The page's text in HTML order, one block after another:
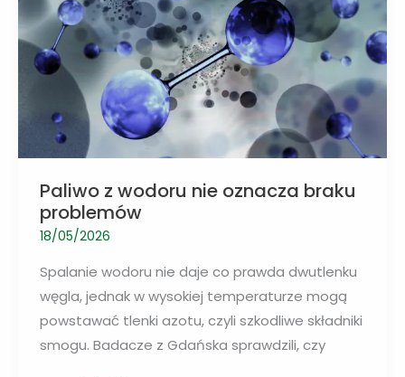
Paliwo z wodoru nie oznacza braku
problemów
18/05/2026
Spalanie wodoru nie daje co prawda dwutlenku
węgla, jednak w wysokiej temperaturze mogą
powstawać tlenki azotu, czyli szkodliwe składniki
smogu. Badacze z Gdańska sprawdzili, czy